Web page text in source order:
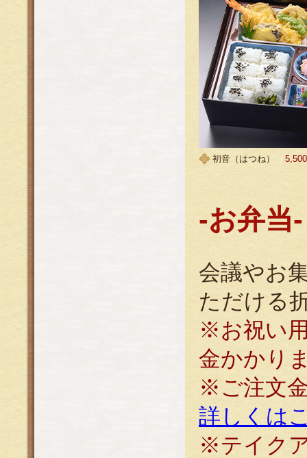
初音（はつね）
-お弁当-
会議やお
ただける
※お祝い
金かかり
※ご注文
詳しくは
※テイク